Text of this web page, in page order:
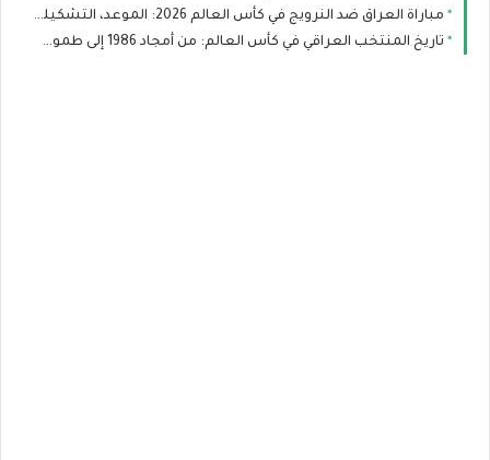
مباراة العراق ضد النرويج في كأس العالم 2026: الموعد، التشكيلة المتوقعة والقنوات الناقلة
تاريخ المنتخب العراقي في كأس العالم: من أمجاد 1986 إلى طموح مونديال 2026